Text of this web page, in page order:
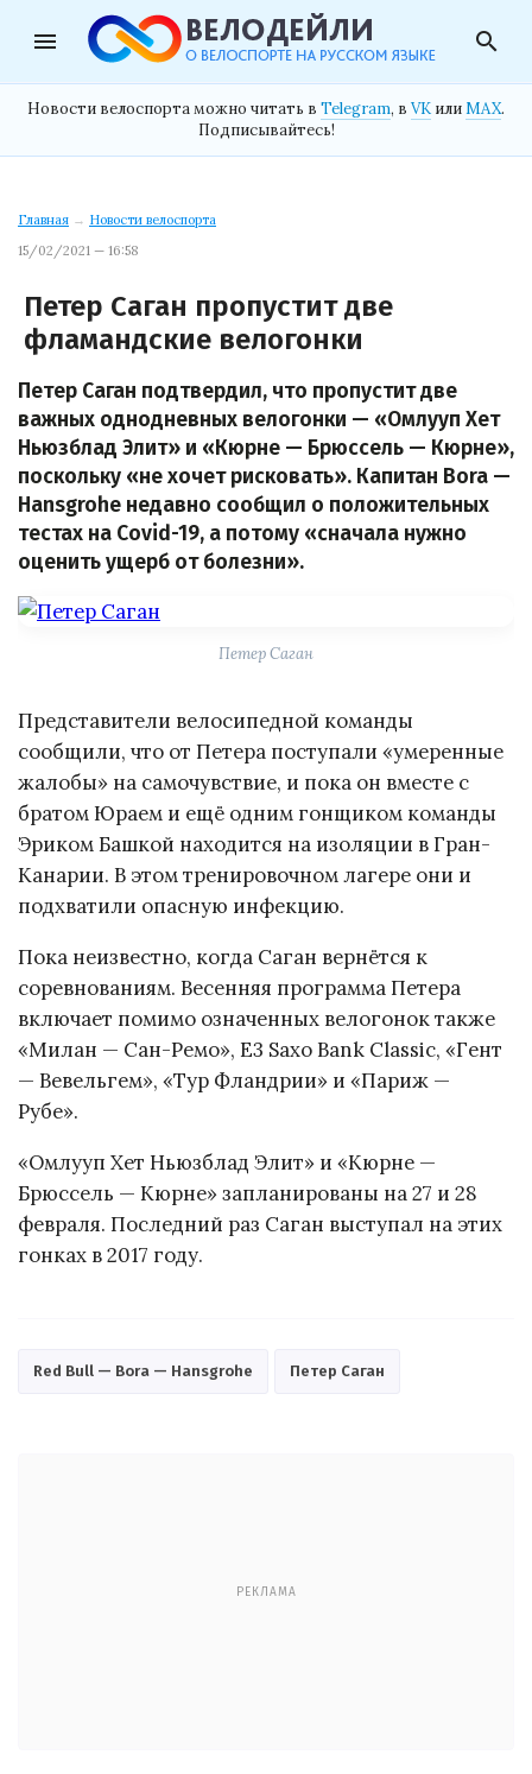
menu search
Новости велоспорта можно читать в Telegram, в VK илиMAX.
Подписывайтесь!
Главная → Новости велоспорта
15/02/2021 — 16:58
Петер Саган пропустит две
фламандские велогонки
Петер Саган подтвердил, что пропустит две
важных однодневных велогонки — «Омлууп Хет
Ньюзблад Элит» и «Кюрне — Брюссель — Кюрне»,
поскольку «не хочет рисковать». Капитан Bora —
Hansgrohe недавно сообщил о положительных
тестах на Covid-19, а потому «сначала нужно
оценить ущерб от болезни».
Петер Саган
Представители велосипедной команды
сообщили, что от Петера поступали «умеренные
жалобы» на самочувствие, и пока он вместе с
братом Юраем и ещё одним гонщиком команды
Эриком Башкой находится на изоляции в Гран-
Канарии. В этом тренировочном лагере они и
подхватили опасную инфекцию.
Пока неизвестно, когда Саган вернётся к
соревнованиям. Весенняя программа Петера
включает помимо означенных велогонок также
«Милан — Сан-Ремо», E3 Saxo Bank Classic, «Гент
— Вевельгем», «Тур Фландрии» и «Париж —
Рубе».
«Омлууп Хет Ньюзблад Элит» и «Кюрне —
Брюссель — Кюрне» запланированы на 27 и 28
февраля. Последний раз Саган выступал на этих
гонках в 2017 году.
Red Bull — Bora — Hansgrohe Петер Саган
РЕКЛАМА